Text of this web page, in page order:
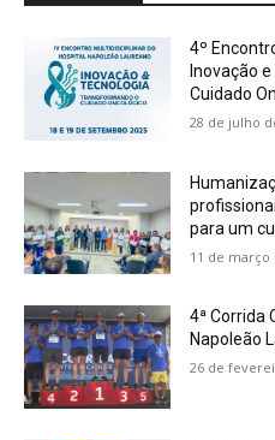
4º
Inovação
Cuidado
28 de julho
para um
11 de março
4ª Corrida
Napoleão
26 de